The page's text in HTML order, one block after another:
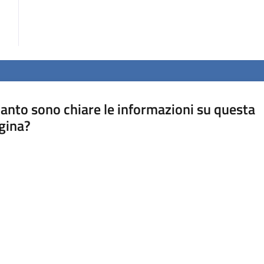
sono chiare le informazioni su questa